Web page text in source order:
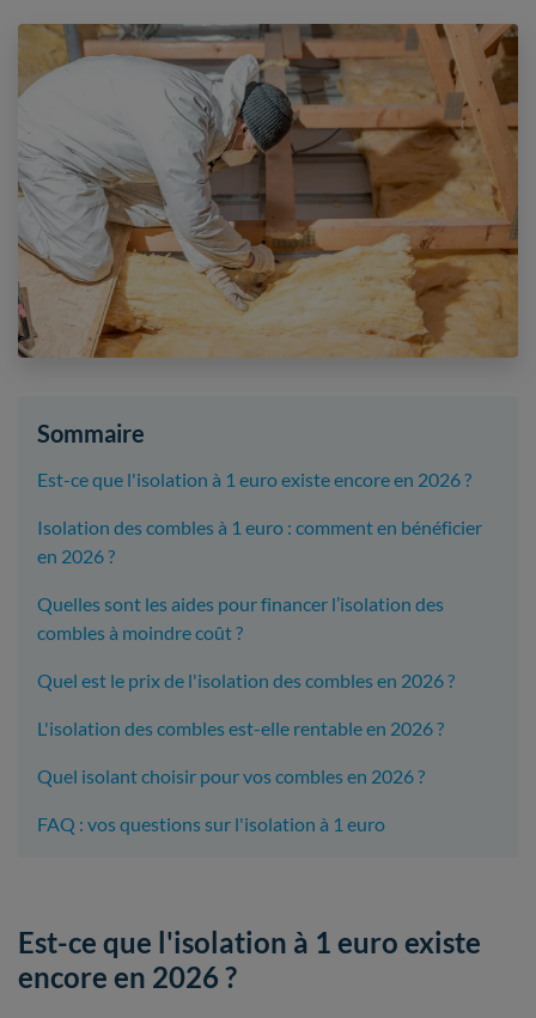
Sommaire
Est-ce que l'isolation à 1 euro existe encore en 2026 ?
Isolation des combles à 1 euro : comment en bénéficier
en 2026 ?
Quelles sont les aides pour financer l’isolation des
combles à moindre coût ?
Quel est le prix de l'isolation des combles en 2026 ?
L'isolation des combles est-elle rentable en 2026 ?
Quel isolant choisir pour vos combles en 2026 ?
FAQ : vos questions sur l'isolation à 1 euro
Est-ce que l'isolation à 1 euro existe
encore en 2026 ?